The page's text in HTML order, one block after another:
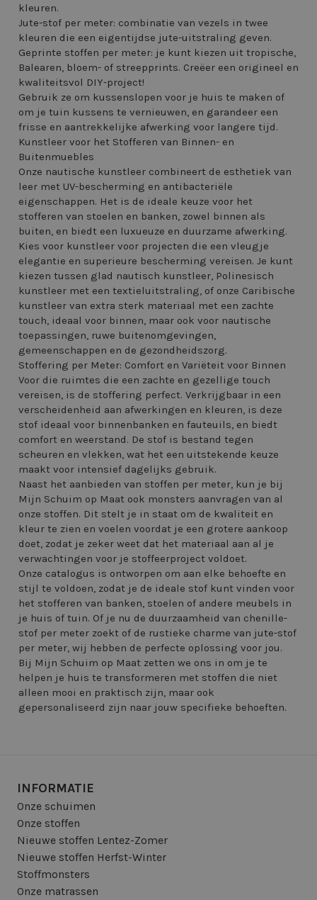
kleuren.
Jute-stof per meter: combinatie van vezels in twee
kleuren die een eigentijdse jute-uitstraling geven.
Geprinte stoffen per meter: je kunt kiezen uit tropische,
Balearen, bloem- of streepprints. Creëer een origineel en
kwaliteitsvol DIY-project!
Gebruik ze om kussenslopen voor je huis te maken of
om je tuin kussens te vernieuwen, en garandeer een
frisse en aantrekkelijke afwerking voor langere tijd.
Kunstleer voor het Stofferen van Binnen- en
Buitenmuebles
Onze nautische kunstleer combineert de esthetiek van
leer met UV-bescherming en antibacteriële
eigenschappen. Het is de ideale keuze voor het
stofferen van stoelen en banken, zowel binnen als
buiten, en biedt een luxueuze en duurzame afwerking.
Kies voor kunstleer voor projecten die een vleugje
elegantie en superieure bescherming vereisen. Je kunt
kiezen tussen glad nautisch kunstleer, Polinesisch
kunstleer met een textieluitstraling, of onze Caribische
kunstleer van extra sterk materiaal met een zachte
touch, ideaal voor binnen, maar ook voor nautische
toepassingen, ruwe buitenomgevingen,
gemeenschappen en de gezondheidszorg.
Stoffering per Meter: Comfort en Variëteit voor Binnen
Voor die ruimtes die een zachte en gezellige touch
vereisen, is de stoffering perfect. Verkrijgbaar in een
verscheidenheid aan afwerkingen en kleuren, is deze
stof ideaal voor binnenbanken en fauteuils, en biedt
comfort en weerstand. De stof is bestand tegen
scheuren en vlekken, wat het een uitstekende keuze
maakt voor intensief dagelijks gebruik.
Naast het aanbieden van stoffen per meter, kun je bij
Mijn Schuim op Maat ook monsters aanvragen van al
onze stoffen. Dit stelt je in staat om de kwaliteit en
kleur te zien en voelen voordat je een grotere aankoop
doet, zodat je zeker weet dat het materiaal aan al je
verwachtingen voor je stoffeerproject voldoet.
Onze catalogus is ontworpen om aan elke behoefte en
stijl te voldoen, zodat je de ideale stof kunt vinden voor
het stofferen van banken, stoelen of andere meubels in
je huis of tuin. Of je nu de duurzaamheid van chenille-
stof per meter zoekt of de rustieke charme van jute-stof
per meter, wij hebben de perfecte oplossing voor jou.
Bij Mijn Schuim op Maat zetten we ons in om je te
helpen je huis te transformeren met stoffen die niet
alleen mooi en praktisch zijn, maar ook
gepersonaliseerd zijn naar jouw specifieke behoeften.
INFORMATIE
Onze schuimen
Onze stoffen
Nieuwe stoffen Lentez-Zomer
Nieuwe stoffen Herfst-Winter
Stoffmonsters
Onze matrassen